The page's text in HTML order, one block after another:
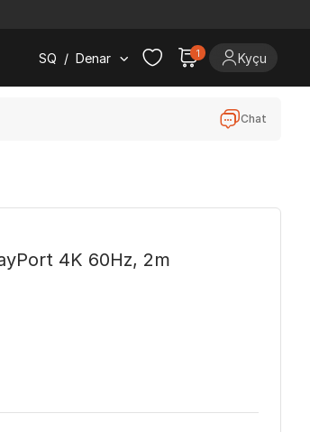
SQ / Denar 1 Kyçu
Chat
4K 60Hz, 2m